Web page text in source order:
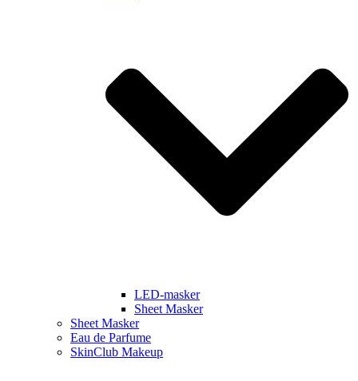
LED-masker
Sheet Masker
Sheet Masker
Eau de Parfume
SkinClub Makeup